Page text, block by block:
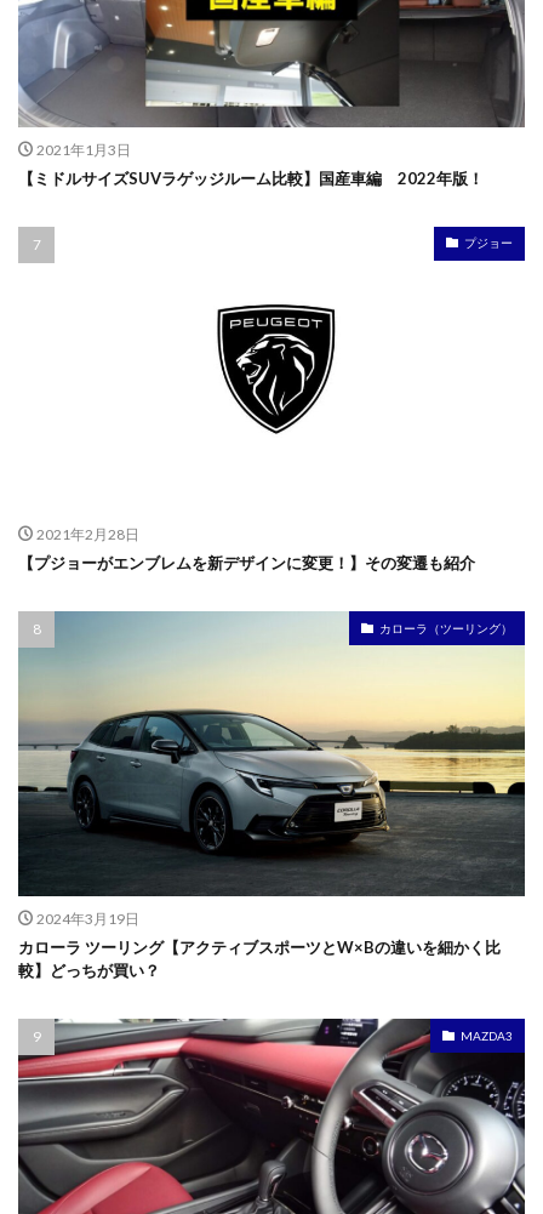
2021年1月3日
【ミドルサイズSUVラゲッジルーム比較】国産車編 2022年版！
プジョー
2021年2月28日
【プジョーがエンブレムを新デザインに変更！】その変遷も紹介
カローラ（ツーリング）
2024年3月19日
カローラ ツーリング【アクティブスポーツとW×Bの違いを細かく比
較】どっちが買い？
MAZDA3